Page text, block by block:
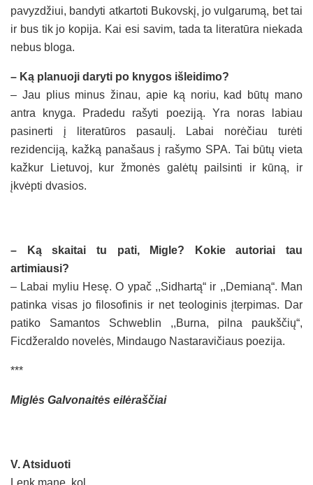
pavyzdžiui, bandyti atkartoti Bukovskį, jo vulgarumą, bet tai
ir bus tik jo kopija. Kai esi savim, tada ta literatūra niekada
nebus bloga.
– Ką planuoji daryti po knygos išleidimo?
– Jau plius minus žinau, apie ką noriu, kad būtų mano
antra knyga. Pradedu rašyti poeziją. Yra noras labiau
pasinerti į literatūros pasaulį. Labai norėčiau turėti
rezidenciją, kažką panašaus į rašymo SPA. Tai būtų vieta
kažkur Lietuvoj, kur žmonės galėtų pailsinti ir kūną, ir
įkvėpti dvasios.
– Ką skaitai tu pati, Migle? Kokie autoriai tau
artimiausi?
– Labai myliu Hesę. O ypač ,,Sidhartą“ ir ,,Demianą“. Man
patinka visas jo filosofinis ir net teologinis įterpimas. Dar
patiko Samantos Schweblin ,,Burna, pilna paukščių“,
Ficdžeraldo novelės, Mindaugo Nastaravičiaus poezija.
***
Miglės Galvonaitės eilėraščiai
V. Atsiduoti